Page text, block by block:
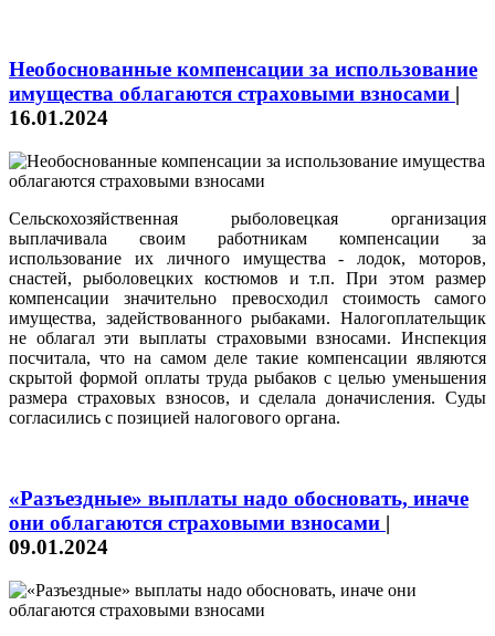
Необоснованные компенсации за использование
имущества облагаются страховыми взносами |
16.01.2024
Сельскохозяйственная рыболовецкая организация
выплачивала своим работникам компенсации за
использование их личного имущества - лодок, моторов,
снастей, рыболовецких костюмов и т.п. При этом размер
компенсации значительно превосходил стоимость самого
имущества, задействованного рыбаками. Налогоплательщик
не облагал эти выплаты страховыми взносами. Инспекция
посчитала, что на самом деле такие компенсации являются
скрытой формой оплаты труда рыбаков с целью уменьшения
размера страховых взносов, и сделала доначисления. Суды
согласились с позицией налогового органа.
«Разъездные» выплаты надо обосновать, иначе
они облагаются страховыми взносами |
09.01.2024